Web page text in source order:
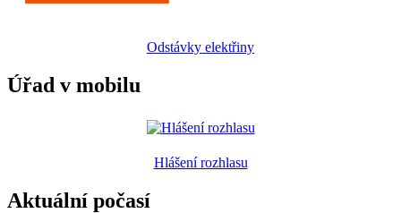
Odstávky elektřiny
Úřad v mobilu
Hlášení rozhlasu
Aktuální počasí